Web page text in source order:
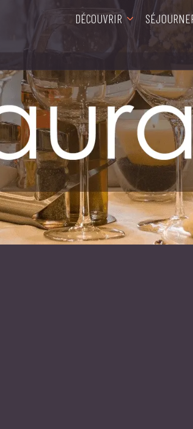
DÉCOUVRIR